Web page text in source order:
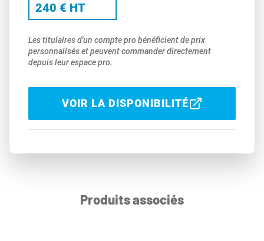
240 € HT
Les titulaires d'un compte pro bénéficient de prix
personnalisés et peuvent commander directement
depuis leur espace pro.
VOIR LA DISPONIBILITÉ
Produits associés